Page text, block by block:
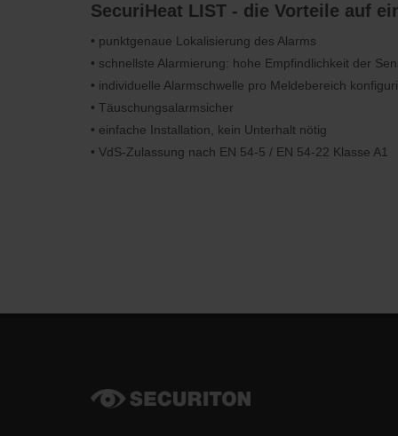
SecuriHeat LIST - die Vorteile auf
• punktgenaue Lokalisierung des Alarms
• schnellste Alarmierung: hohe Empfindlichkeit der
• individuelle Alarmschwelle pro Meldebereich
• Täuschungsalarmsicher
• einfache Installation, kein Unterhalt nötig
• VdS-Zulassung nach EN 54-5 / EN 54-22 Klasse A1